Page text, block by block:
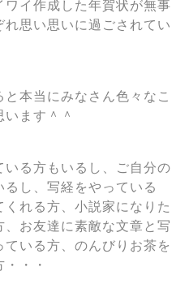
イ作成した年賀状が無事
思い思いに過ごされてい
本当にみなさん色々なこ
ます＾＾
る方もいるし、ご自分の
し、写経をやっている
れる方、小説家になりた
お友達に素敵な文章と写
いる方、のんびりお茶を
・・